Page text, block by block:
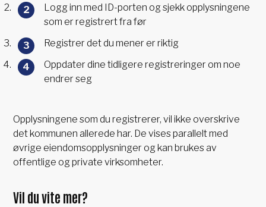
Logg inn med ID-porten og sjekk opplysningene
som er registrert fra før
Registrer det du mener er riktig
Oppdater dine tidligere registreringer om noe
endrer seg
Opplysningene som du registrerer, vil ikke overskrive
det kommunen allerede har. De vises parallelt med
øvrige eiendomsopplysninger og kan brukes av
offentlige og private virksomheter.
Vil du vite mer?